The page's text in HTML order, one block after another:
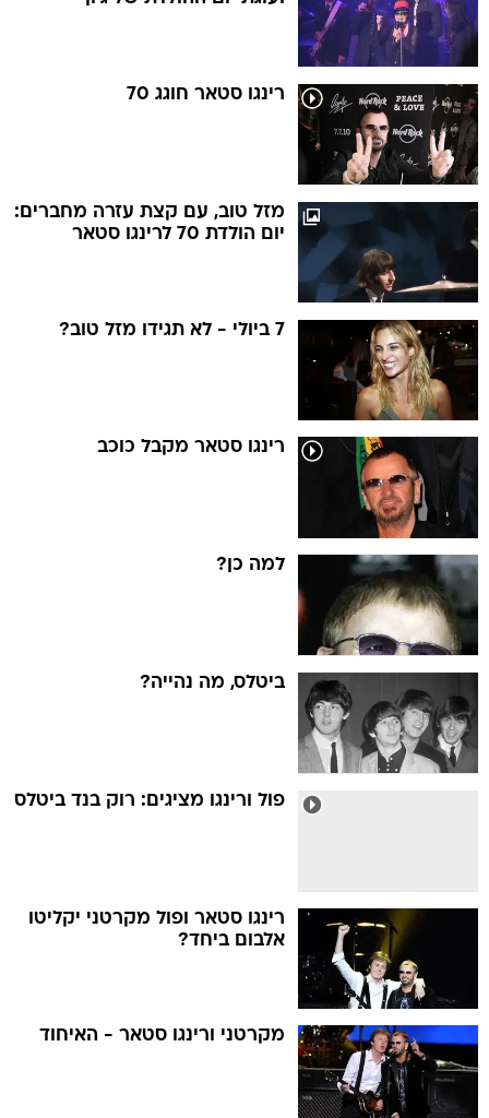
רינגו סטאר חוגג 70
מזל טוב, עם קצת עזרה מחברים:
יום הולדת 70 לרינגו סטאר
7 ביולי - לא תגידו מזל טוב?
רינגו סטאר מקבל כוכב
למה כן?
ביטלס, מה נהייה?
פול ורינגו מציגים: רוק בנד ביטלס
רינגו סטאר ופול מקרטני יקליטו
אלבום ביחד?
מקרטני ורינגו סטאר - האיחוד